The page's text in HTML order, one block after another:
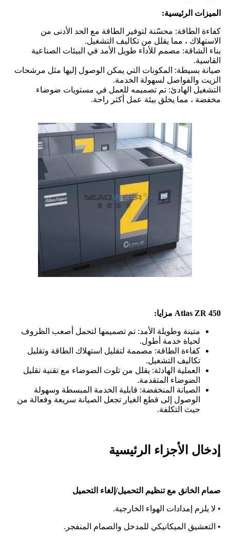
الميزات الرئيسية:
كفاءة الطاقة: محسّنة لتوفير الطاقة مع الحد الأدنى من
الاستهلاك ، مما يقلل من تكاليف التشغيل.
بناء الشاقة: مصمم للأداء طويل الأمد في البيئات الصناعية
القاسية.
صيانة بسيطة: المكونات التي يمكن الوصول إليها مثل مرشحات
الزيت والفواصل لسهولة الخدمة.
التشغيل الهادئ: تم تصميمه للعمل في مستويات ضوضاء
مخفضة ، مما يخلق بيئة عمل أكثر راحة.
Atlas ZR 450 مزايا:
متينة وطويلة الأمد: تم تصميمها لتحمل أصعب الظروف
لحياة خدمة أطول.
كفاءة الطاقة: مصممة لتقليل استهلاك الطاقة وتقليل
تكاليف التشغيل.
العملية الهادئة: يقلل من تلوث الضوضاء مع تقنية تقليل
الضوضاء المتقدمة.
الصيانة المنخفضة: قابلية الخدمة المبسطة وسهولة
الوصول إلى قطع الغيار تجعل الصيانة سريعة وفعالة من
حيث التكلفة.
إدخال الأجزاء الرئيسية
صمام الخانق مع تنظيم التحميل/إلغاء التحميل
• لا يلزم إمدادات الهواء الخارجية.
• التعشيق الميكانيكي للمدخل والصمام المنفجر.